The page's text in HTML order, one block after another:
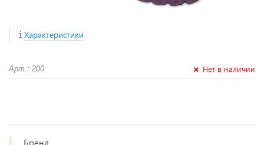
Характеристики
Арт.: 200 Нет в наличии
Бренд